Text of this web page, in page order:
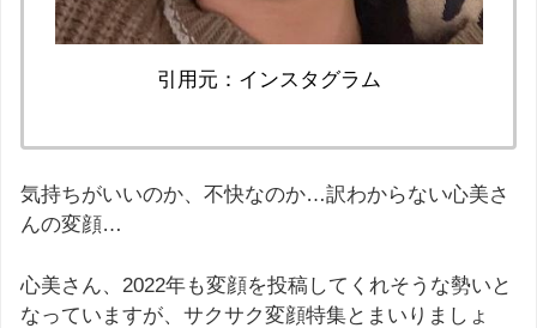
引用元：インスタグラム
気持ちがいいのか、不快なのか…訳わからない心美さ
んの変顔…
心美さん、2022年も変顔を投稿してくれそうな勢いと
なっていますが、サクサク変顔特集とまいりましょ